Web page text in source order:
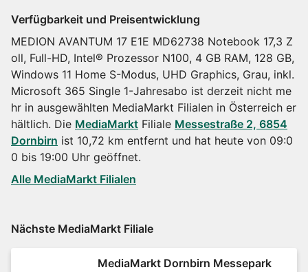
Verfügbarkeit und Preisentwicklung
MEDION AVANTUM 17 E1E MD62738 Notebook 17,3 Z
oll, Full-HD, Intel® Prozessor N100, 4 GB RAM, 128 GB,
Windows 11 Home S-Modus, UHD Graphics, Grau, inkl.
Microsoft 365 Single 1-Jahresabo ist derzeit nicht me
hr in ausgewählten MediaMarkt Filialen in Österreich er
hältlich. Die MediaMarkt Filiale Messestraße 2, 6854
Dornbirn ist 10,72 km entfernt und hat heute von 09:0
0 bis 19:00 Uhr geöffnet.
Alle MediaMarkt Filialen
Nächste MediaMarkt Filiale
MediaMarkt Dornbirn Messepark